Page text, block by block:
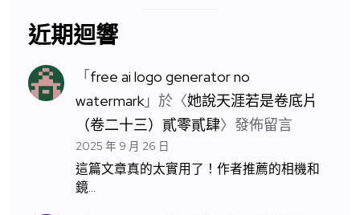
近期迴響
「free ai logo generator no
watermark」於〈她說天涯若是卷底片
（卷二十三）貳零貳肆〉發佈留言
2025 年 9 月 26 日
這篇文章真的太實用了！作者推薦的相機和
鏡…